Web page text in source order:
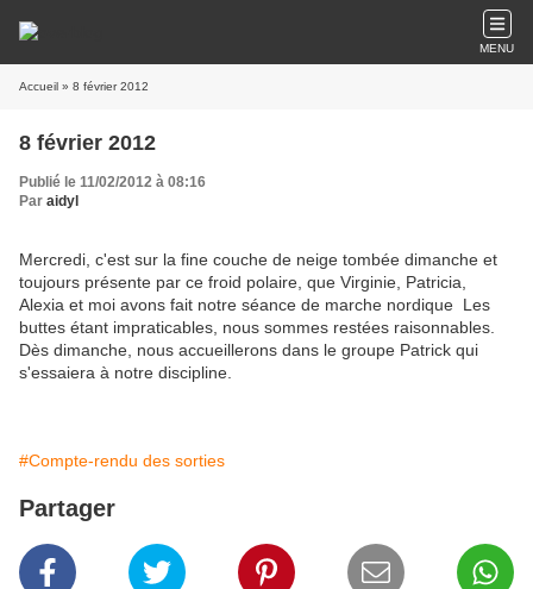
MENU
Accueil » 8 février 2012
8 février 2012
Publié le 11/02/2012 à 08:16
Par aidyl
Mercredi, c'est sur la fine couche de neige tombée dimanche et
toujours présente par ce froid polaire, que Virginie, Patricia,
Alexia et moi avons fait notre séance de marche nordique Les
buttes étant impraticables, nous sommes restées raisonnables.
Dès dimanche, nous accueillerons dans le groupe Patrick qui
s'essaiera à notre discipline.
#Compte-rendu des sorties
Partager